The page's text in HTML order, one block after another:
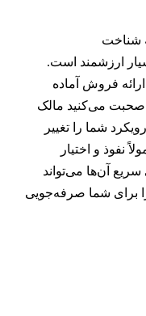
ارزشمند است.
آماده
می‌کنید مالک
شما را تغییر
و اختیار
آن‌ها می‌تواند
شما صرفه‌جویی